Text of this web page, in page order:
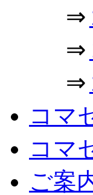
⇒
⇒
⇒
コマ
コマ
ご案